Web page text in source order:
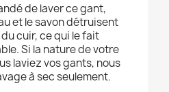
de laver ce gant,
et le savon détruisent
cuir, ce qui le fait
Si la nature de votre
laviez vos gants, nous
à sec seulement.